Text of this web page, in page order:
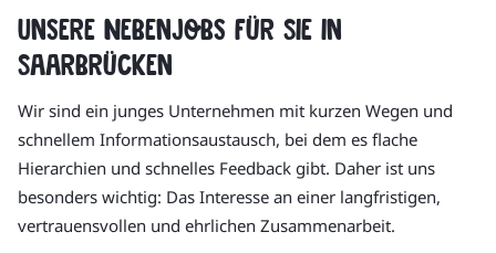
Unsere Nebenjobs für Sie in
Saarbrücken
Wir sind ein junges Unternehmen mit kurzen Wegen und
schnellem Informationsaustausch, bei dem es flache
Hierarchien und schnelles Feedback gibt. Daher ist uns
besonders wichtig: Das Interesse an einer langfristigen,
vertrauensvollen und ehrlichen Zusammenarbeit.